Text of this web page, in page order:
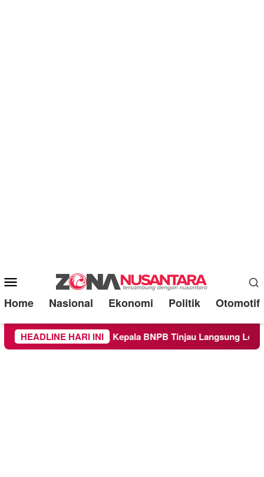
Mobile
Menu
Home Nasional Ekonomi Politik Otomotif
HEADLINE HARI INI
Malang, Kepala BNPB Tinjau Langsung Lokasi